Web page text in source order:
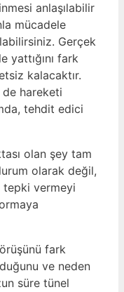
anlaşılabilir
mücadele
Gerçek
yattığını fark
kalacaktır.
hareketi
tehdit edici
olan şey tam
olarak değil,
tepki vermeyi
fark
ve neden
süre tünel